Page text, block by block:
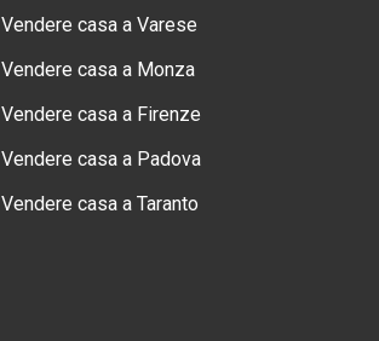
Vendere casa a Varese
Vendere casa a Monza
Vendere casa a Firenze
Vendere casa a Padova
Vendere casa a Taranto